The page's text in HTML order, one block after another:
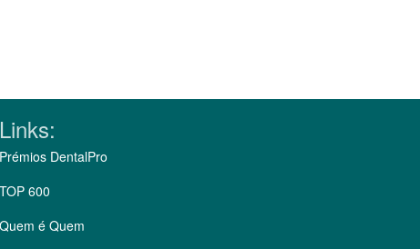
Links:
Prémios DentalPro
TOP 600
Quem é Quem